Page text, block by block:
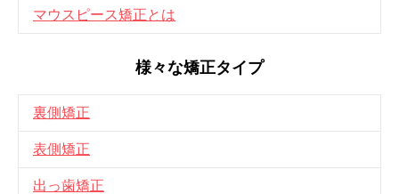
マウスピース矯正とは
様々な矯正タイプ
裏側矯正
表側矯正
出っ歯矯正